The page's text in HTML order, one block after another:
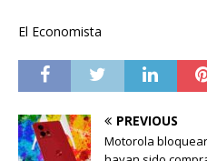
El Economista
PREVIOUS
Motorola